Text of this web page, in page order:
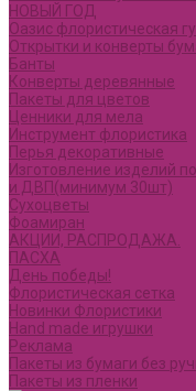
НОВЫЙ ГОД
Оазис флористическая
Открытки и конверты
Банты
Конверты деревянные
Пакеты для цветов
Ценники для мела
Инструмент флористика
Перья декоративные
Изготовление изделий
и ДВП(минимум 30шт)
Сухоцветы
Фоамиран
АКЦИИ, РАСПРОДАЖА.
ПАСХА
День победы!
Флористическая сетка
Новинки Флористики
Hand made игрушки
Реклама
Пакеты из бумаги без
Пакеты из пленки